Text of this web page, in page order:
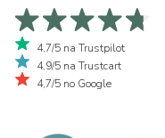
4,7/5 na Trustpilot
4,9/5 na Trustcart
4,7/5 no Google